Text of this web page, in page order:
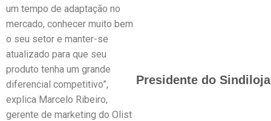
um tempo de adaptação no
mercado, conhecer muito bem
o seu setor e manter-se
atualizado para que seu
produto tenha um grande
diferencial competitivo”,
explica Marcelo Ribeiro,
gerente de marketing do Olist
Presidente do